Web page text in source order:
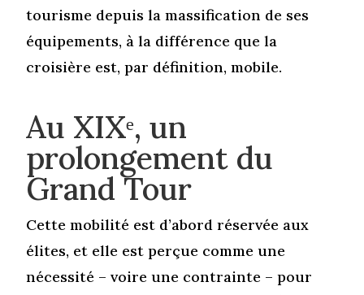
tourisme depuis la massification de ses
équipements, à la différence que la
croisière est, par définition, mobile.
Au XIXᵉ, un
prolongement du
Grand Tour
Cette mobilité est d’abord réservée aux
élites, et elle est perçue comme une
nécessité – voire une contrainte – pour